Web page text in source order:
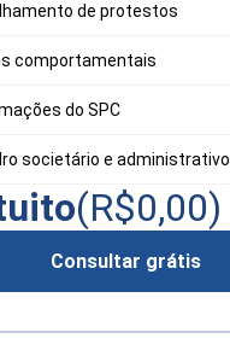
de protestos
comportamentais
do SPC
societário e administrativo
(R$0,00)
Consultar grátis